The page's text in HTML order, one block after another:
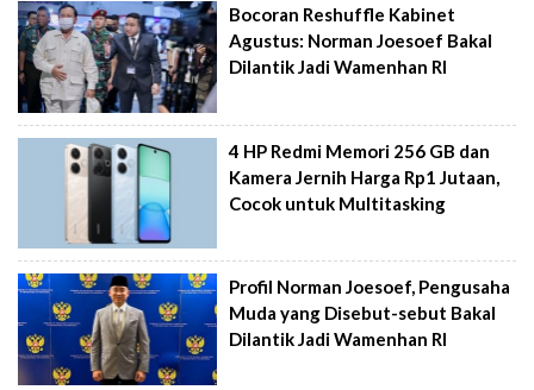
Bocoran Reshuffle Kabinet
Agustus: Norman Joesoef Bakal
Dilantik Jadi Wamenhan RI
4 HP Redmi Memori 256 GB dan
Kamera Jernih Harga Rp1 Jutaan,
Cocok untuk Multitasking
Profil Norman Joesoef, Pengusaha
Muda yang Disebut-sebut Bakal
Dilantik Jadi Wamenhan RI